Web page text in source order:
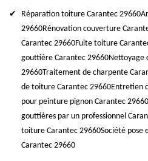
Réparation toiture Carantec 29660
29660Rénovation couverture
Carantec 29660Fuite toiture
gouttière Carantec 29660Nettoyage
29660Traitement de charpente
de toiture Carantec 29660Entretien
pour peinture pignon Carantec 29660
gouttières par un professionnel
toiture Carantec 29660Société
Carantec 29660